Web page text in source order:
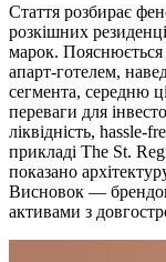
Стаття розбирає
розкішних
марок. Пояснюється
апарт‑готелем,
сегмента, середню
переваги для
ліквідність,
прикладі The St.
показано
Висновок —
активами з